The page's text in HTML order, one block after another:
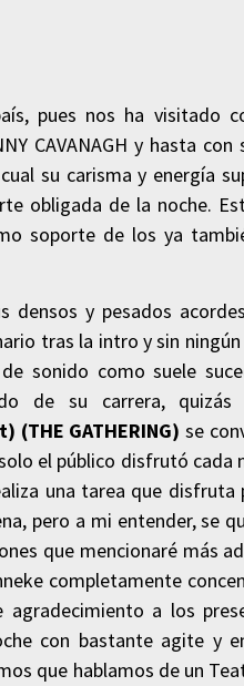
pues nos ha visitado
CAVANAGH y hasta
su carisma y energía
obligada de la noche.
soporte de los ya
y pesados
tras la intro y sin
sonido como suele
de su carrera,
(THE GATHERING) se
el público disfrutó cada
una tarea que disfruta
pero a mi entender, se
que mencionaré más
completamente
a los
con bastante agite y
que hablamos de un